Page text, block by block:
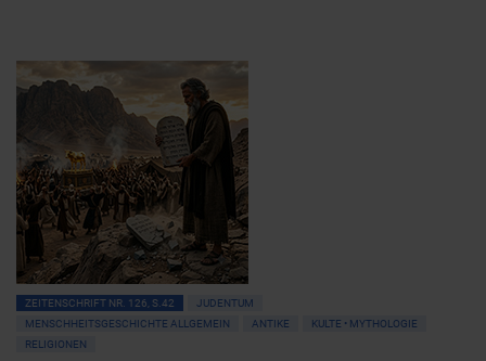
ZEITENSCHRIFT NR. 126, S.42
JUDENTUM
MENSCHHEITSGESCHICHTE ALLGEMEIN
ANTIKE
KULTE • MYTHOLOGIE
RELIGIONEN